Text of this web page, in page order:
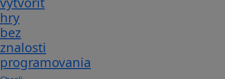
hry
bez
znalosti
programovania